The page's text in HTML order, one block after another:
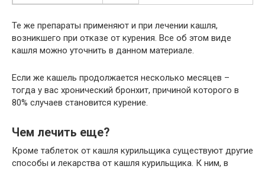
Те же препараты применяют и при лечении кашля,
возникшего при отказе от курения. Все об этом виде
кашля можно уточнить в данном материале.
Если же кашель продолжается несколько месяцев –
тогда у вас хронический бронхит, причиной которого в
80% случаев становится курение.
Чем лечить еще?
Кроме таблеток от кашля курильщика существуют другие
способы и лекарства от кашля курильщика. К ним, в